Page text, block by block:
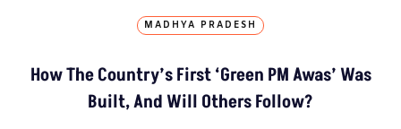
MADHYA PRADESH
How The Country’s First ‘Green PM Awas’ Was
Built, And Will Others Follow?